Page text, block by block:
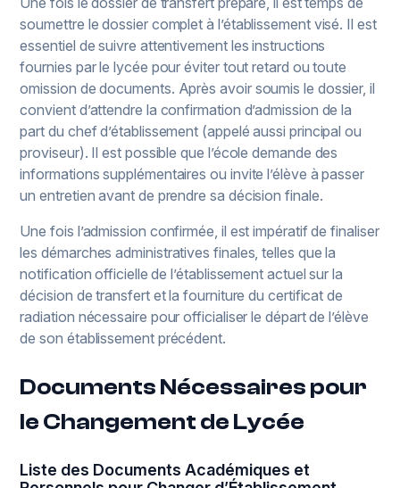
soumettre le dossier complet à l’établissement visé. Il est
essentiel de suivre attentivement les instructions
fournies par le lycée pour éviter tout retard ou toute
omission de documents. Après avoir soumis le dossier, il
convient d’attendre la confirmation d’admission de la
part du chef d’établissement (appelé aussi principal ou
proviseur). Il est possible que l’école demande des
informations supplémentaires ou invite l’élève à passer
un entretien avant de prendre sa décision finale.
Une fois l’admission confirmée, il est impératif de finaliser
les démarches administratives finales, telles que la
notification officielle de l’établissement actuel sur la
décision de transfert et la fourniture du certificat de
radiation nécessaire pour officialiser le départ de l’élève
de son établissement précédent.
Documents Nécessaires pour
le Changement de Lycée
Liste des Documents Académiques et